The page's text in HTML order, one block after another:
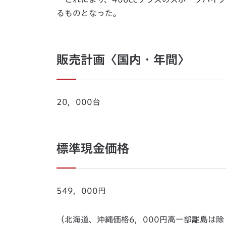
るものとなった。
販売計画〈国内・年間〉
20，000台
標準現金価格
549，000円
（北海道、沖縄価格6，000円高一部離島は除